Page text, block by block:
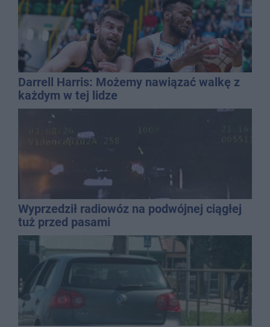
Darrell Harris: Możemy nawiązać walkę z
każdym w tej lidze
Wyprzedził radiowóz na podwójnej ciągłej
tuż przed pasami